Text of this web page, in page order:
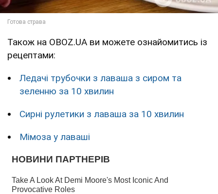
Також на OBOZ.UA ви можете ознайомитись із
рецептами:
Ледачі трубочки з лаваша з сиром та
зеленню за 10 хвилин
Сирні рулетики з лаваша за 10 хвилин
Мімоза у лаваші